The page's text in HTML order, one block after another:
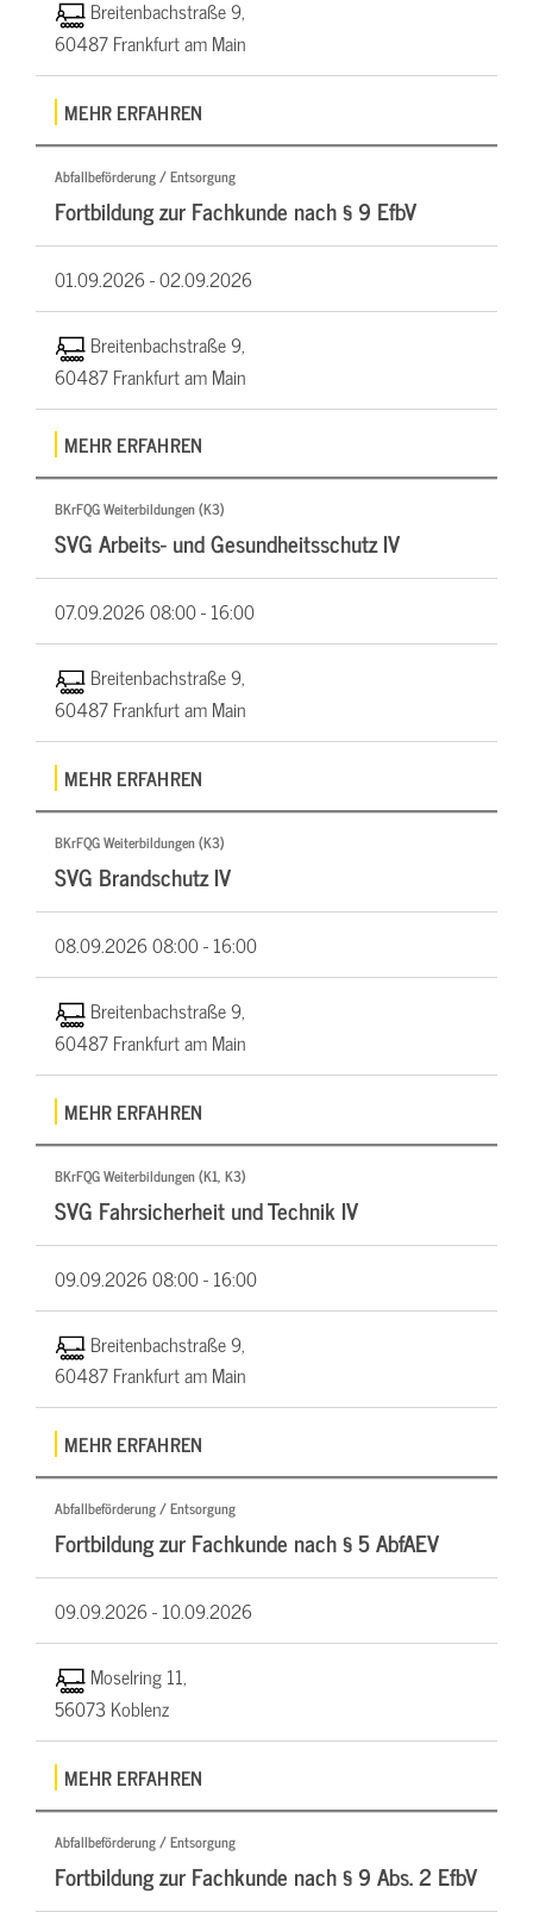
Breitenbachstraße 9,
60487 Frankfurt am Main
MEHR ERFAHREN
Abfallbeförderung / Entsorgung
Fortbildung zur Fachkunde nach § 9 EfbV
01.09.2026 -02.09.2026
Breitenbachstraße 9,
60487 Frankfurt am Main
MEHR ERFAHREN
BKrFQG Weiterbildungen (K3)
SVG Arbeits- und Gesundheitsschutz IV
07.09.202608:00 - 16:00
Breitenbachstraße 9,
60487 Frankfurt am Main
MEHR ERFAHREN
BKrFQG Weiterbildungen (K3)
SVG Brandschutz IV
08.09.202608:00 - 16:00
Breitenbachstraße 9,
60487 Frankfurt am Main
MEHR ERFAHREN
BKrFQG Weiterbildungen (K1, K3)
SVG Fahrsicherheit und Technik IV
09.09.202608:00 - 16:00
Breitenbachstraße 9,
60487 Frankfurt am Main
MEHR ERFAHREN
Abfallbeförderung / Entsorgung
Fortbildung zur Fachkunde nach § 5 AbfAEV
09.09.2026 -10.09.2026
Moselring 11,
56073 Koblenz
MEHR ERFAHREN
Abfallbeförderung / Entsorgung
Fortbildung zur Fachkunde nach § 9 Abs. 2 EfbV